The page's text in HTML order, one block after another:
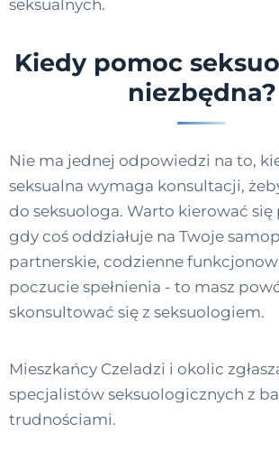
seksualnych.
Kiedy pomoc
niezbędna?
Nie ma jednej odpowiedzi na to,
seksualna wymaga konsultacji,
do seksuologa. Warto kierować się
gdy coś oddziałuje na Twoje
partnerskie, codzienne
poczucie spełnienia - to masz
skonsultować się z seksuologiem.
Mieszkańcy Czeladzi i okolic
specjalistów seksuologicznych z
trudnościami.